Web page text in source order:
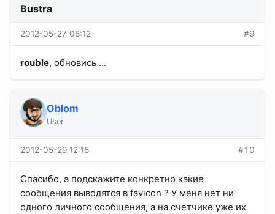
Bustra
2012-05-27 08:12 #9
rouble, обновись ...
Oblom
User
2012-05-29 12:16 #10
Спасибо, а подскажите конкретно какие
сообщения выводятся в favicon ? У меня нет ни
одного личного сообщения, а на счетчике уже их